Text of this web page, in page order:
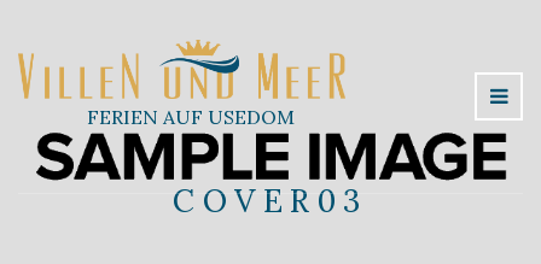
FERIEN AUF USEDOM
COVER03